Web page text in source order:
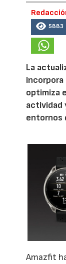
5883
La
optimiza
actividad
entornos
Amazfit